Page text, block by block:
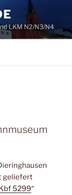
LKM N2/N3/N4
geliefert
5299“